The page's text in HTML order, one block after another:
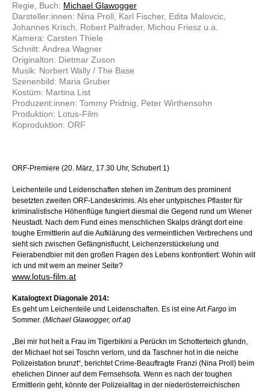
Regie, Buch: Michael Glawogger
Darsteller:innen: Nina Proll, Karl Fischer, Edita Malovcic,
Johannes Krisch, Robert Palfrader, Michou Friesz u.a.
Kamera: Carsten Thiele
Schnitt: Andrea Wagner
Originalton: Dietmar Zuson
Musik: Norbert Wally / The Base
Szenenbild: Maria Gruber
Kostüm: Martina List
Produzent:innen: Tommy Pridnig, Peter Wirthensohn
Produktion: Lotus-Film
Koproduktion: ORF
ORF-Premiere (20. März, 17.30 Uhr, Schubert 1)
Leichenteile und Leidenschaften stehen im Zentrum des prominent
besetzten zweiten ORF-Landeskrimis. Als eher untypisches Pflaster für
kriminalistische Höhenflüge fungiert diesmal die Gegend rund um Wiener
Neustadt. Nach dem Fund eines menschlichen Skalps drängt dort eine
toughe Ermittlerin auf die Aufklärung des vermeintlichen Verbrechens und
sieht sich zwischen Gefängnisflucht, Leichenzerstückelung und
Feierabendbier mit den großen Fragen des Lebens konfrontiert: Wohin will
ich und mit wem an meiner Seite?
www.lotus-film.at
Katalogtext Diagonale 2014:
Es geht um Leichenteile und Leidenschaften. Es ist eine ArtFargo im
Sommer. (Michael Glawogger, orf.at)
„Bei mir hot heit a Frau im Tigerbikini a Perückn im Schotterteich gfundn,
der Michael hot sei Toschn verlorn, und da Taschner hot in die neiche
Polizeistation brunzt“, berichtet Crime-Beauftragte Franzi (Nina Proll) beim
ehelichen Dinner auf dem Fernsehsofa. Wenn es nach der toughen
Ermittlerin geht, könnte der Polizeialltag in der niederösterreichischen